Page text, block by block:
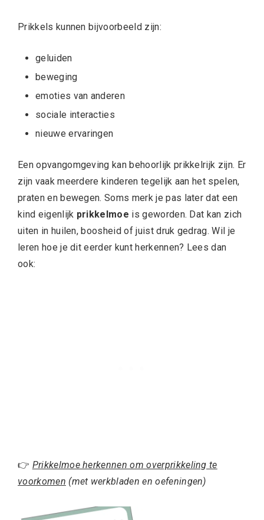
Prikkels kunnen bijvoorbeeld zijn:
geluiden
beweging
emoties van anderen
sociale interacties
nieuwe ervaringen
Een opvangomgeving kan behoorlijk prikkelrijk zijn. Er
zijn vaak meerdere kinderen tegelijk aan het spelen,
praten en bewegen. Soms merk je pas later dat een
kind eigenlijk prikkelmoe is geworden. Dat kan zich
uiten in huilen, boosheid of juist druk gedrag. Wil je
leren hoe je dit eerder kunt herkennen? Lees dan
ook:
👉 Prikkelmoe herkennen om overprikkeling te
voorkomen (met werkbladen en oefeningen)